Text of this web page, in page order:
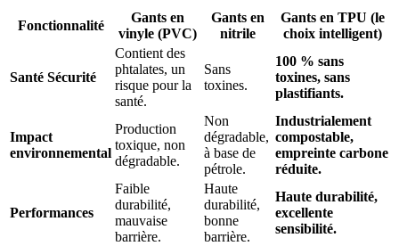
Fonctionnalité
Gants en
vinyle (PVC)
Gants en
nitrile
Gants en TPU (le
choix intelligent)
Santé Sécurité
Contient des
phtalates, un
risque pour la
santé.
Sans
toxines.
100 % sans
toxines, sans
plastifiants.
Impact
environnemental
Production
toxique, non
dégradable.
Non
dégradable,
à base de
pétrole.
Industrialement
compostable,
empreinte carbone
réduite.
Performances
Faible
durabilité,
mauvaise
barrière.
Haute
durabilité,
bonne
barrière.
Haute durabilité,
excellente
sensibilité.